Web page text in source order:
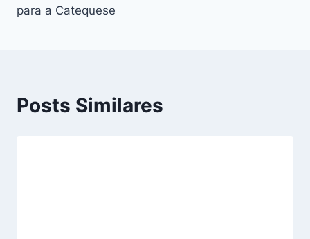
para a Catequese
Posts Similares